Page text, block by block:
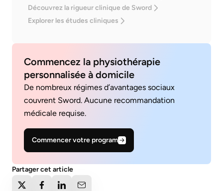
Découvrez la rigueur clinique de Sword
Explorer les études cliniques
Commencez la physiothérapie
personnalisée à domicile
De nombreux régimes d’avantages sociaux
couvrent Sword. Aucune recommandation
médicale requise.
Commencer votre program
Partager cet article